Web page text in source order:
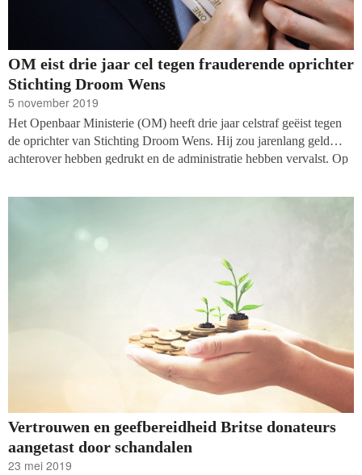
OM eist drie jaar cel tegen frauderende oprichter
Stichting Droom Wens
5 november 2019
Het Openbaar Ministerie (OM) heeft drie jaar celstraf geëist tegen
de oprichter van Stichting Droom Wens. Hij zou jarenlang geld
achterover hebben gedrukt en de administratie hebben vervalst. Op
schrijft de NOS.
Vertrouwen en geefbereidheid Britse donateurs
aangetast door schandalen
23 mei 2019